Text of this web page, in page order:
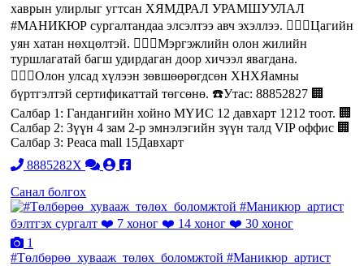
хаврын улирлыг угтсан ХЯМДРАЛ УРАМШУУЛАЛ
#МАНИКЮР сургалтандаа элсэлтээ авч эхэллээ. 💁🏻‍♀️Цагийн
уян хатан нөхцөлтэй. 💁🏻‍♀️Мэргэжлийн олон жилийн
туршлагатай багш удирдаган доор хичээл явагдана.
💁🏻‍♀️Олон улсад хүлээн зөвшөөрөгдсөн ХНХЯамны
бүртгэлтэй сертификаттай төгсөнө. ☎️Утас: 88852827 🏢
Салбар 1: Гандангийн хойно МҮИС 12 давхарт 1212 тоот. 🏢
Салбар 2: Зүүн 4 зам 2-р эмнэлэгийн зүүн талд VIP оффис 🏢
Салбар 3: Peaca mall 15Давхарт
8885282X
Санал болгох
1
#Төлбөрөө_хувааж_төлөх_боломжтой #Маникюр_артист